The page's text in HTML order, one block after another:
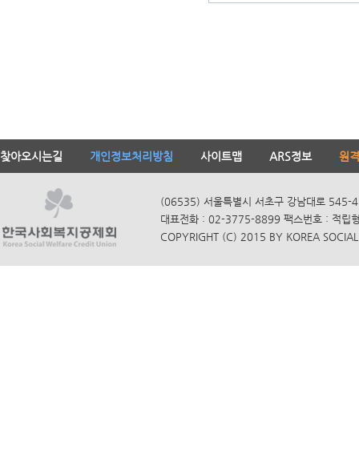
찾아오시는길 개인정보처리방침 사이트맵 ARS정보 원
(06535) 서울특별시 서초구 강남대로 545-
대표전화 : 02-3775-8899 팩스번호 : 적립
COPYRIGHT (C) 2015 BY KOREA SOCIAL